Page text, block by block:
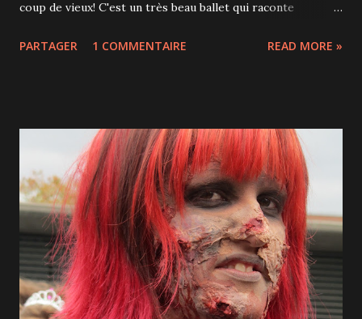
coup de vieux! C'est un très beau ballet qui raconte
Camille Claudel. Enfin amour... Rodin est déjà marié, Claudel
danseurs qui jouent les sculptures vivantes, une mise en
scène épurée et l'orchestre!
PARTAGER 1 COMMENTAIRE READ MORE »